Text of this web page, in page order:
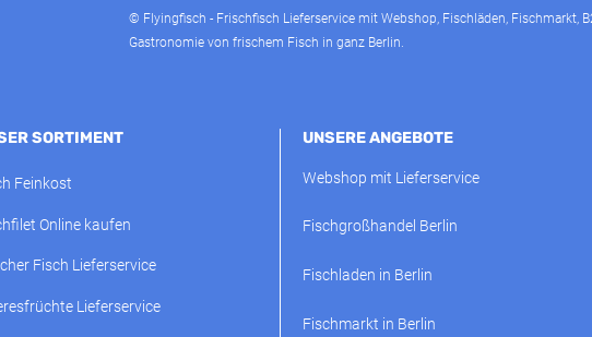
© Flyingfisch - Frischfisch Lieferservice mit Webshop, Fischläden, Fischmarkt,
Gastronomie von frischem Fisch in ganz Berlin.
SORTIMENT
Feinkost
Online kaufen
Fisch Lieferservice
Lieferservice
UNSERE ANGEBOTE
Webshop mit Lieferservice
Fischgroßhandel Berlin
Fischladen in Berlin
Fischmarkt in Berlin